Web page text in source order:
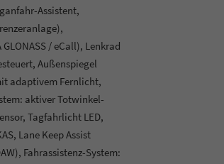
Assistent,
/ eCall), Lenkrad
Außenspiegel
adaptivem Fernlicht,
aktiver Totwinkel-
Tagfahrlicht LED,
Lane Keep Assist
Fahrassistenz-System: